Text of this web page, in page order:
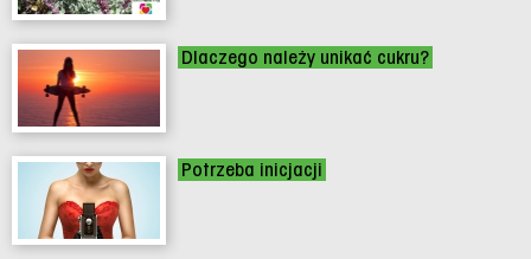
Dlaczego należy unikać cukru?
Potrzeba inicjacji